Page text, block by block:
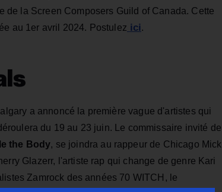
de la Screen Composers Guild of Canada. Cette
au 1er avril 2024. Postulez ici.
a annoncé la première vague d'artistes qui
du 19 au 23 juin. Le commissaire invité de
the Body, se joindra au rappeur de Chicago Mick
Glazerr, l'artiste rap qui change de genre Kari
Zamrock des années 70 WITCH, le